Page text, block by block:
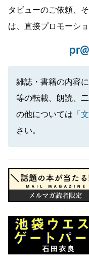
タビューのご依頼、
は、直接プロモーシ
雑誌・書籍の内容
等の転載、朗読、
の他については 「
さい。